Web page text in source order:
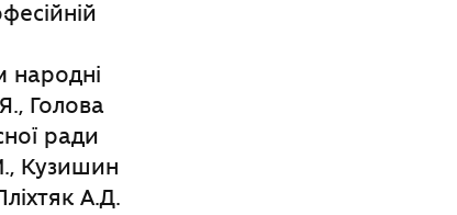
народні
Голова
ради
Кузишин
А.Д.